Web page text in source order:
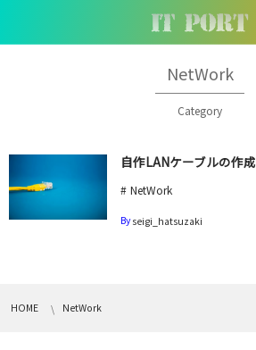
NetWork
Category
自作LANケーブルの作成
NetWork
Byseigi_hatsuzaki
HOME NetWork